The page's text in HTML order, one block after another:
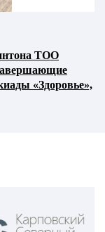
ТОО
«Здоровье»,